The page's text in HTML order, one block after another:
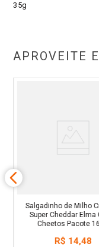
35g
APROVEITE
Salgadinho de Milho
Super Cheddar Elma
Cheetos Pacote
R$ 14,48